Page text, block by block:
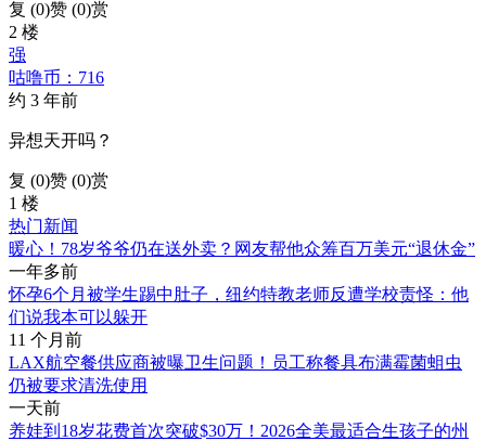
复 (0)赞 (0)赏
2 楼
强
咕噜币：716
约 3 年前
异想天开吗？
复 (0)赞 (0)赏
1 楼
热门新闻
暖心！78岁爷爷仍在送外卖？网友帮他众筹百万美元“退休金”
一年多前
怀孕6个月被学生踢中肚子，纽约特教老师反遭学校责怪：他
们说我本可以躲开
11 个月前
LAX航空餐供应商被曝卫生问题！员工称餐具布满霉菌蛆虫
仍被要求清洗使用
一天前
养娃到18岁花费首次突破$30万！2026全美最适合生孩子的州